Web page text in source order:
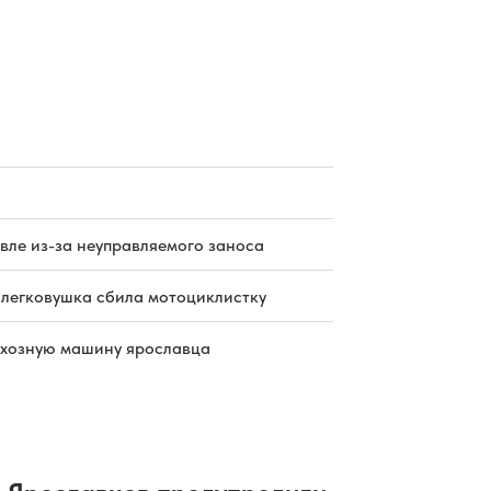
из-за неуправляемого заноса
сбила мотоциклистку
машину ярославца